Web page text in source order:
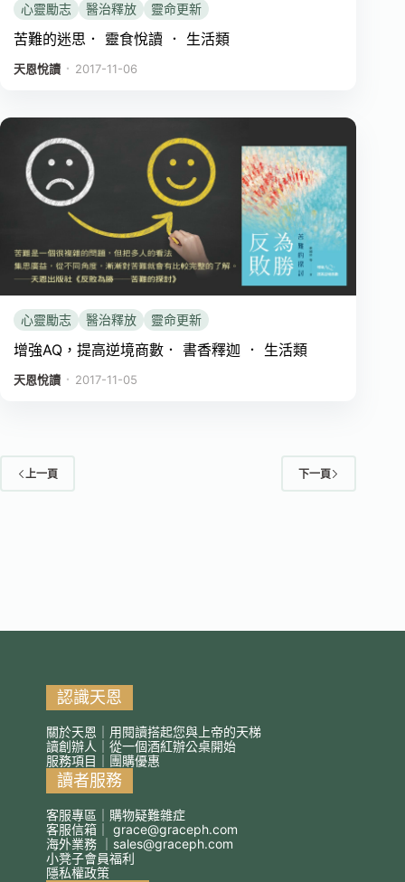
心靈勵志 醫治釋放 靈命更新
苦難的迷思． 靈食悅讀 ． 生活類
天恩悅讀 ． 2017-11-06
心靈勵志 醫治釋放 靈命更新
增強AQ，提高逆境商數． 書香釋迦 ． 生活類
天恩悅讀 ． 2017-11-05
上一頁 下一頁
認識天恩
關於天恩｜用閱讀搭起您與上帝的天梯
讀創辦人｜從一個酒紅辦公桌開始
服務項目｜團購優惠
讀者服務
客服專區｜購物疑難雜症
客服信箱｜ grace@graceph.com
海外業務 ｜ sales@graceph.com
小凳子會員福利
隱私權政策